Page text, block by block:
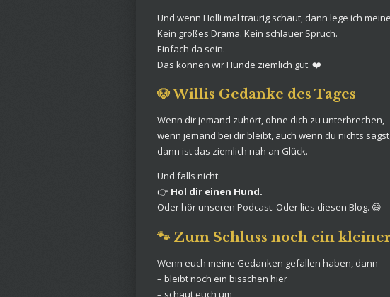
Und wenn Holli mal traurig schaut, dann lege ich
Kein großes Drama. Kein schlauer Spruch.
Einfach da sein.
Das können wir Hunde ziemlich gut. ❤️
🐶 Willis Gedanke des Tages
Wenn dir jemand zuhört, ohne dich zu unterbrechen,
wenn jemand bei dir bleibt, auch wenn du nichts
dann ist das ziemlich nah an Glück.
Und falls nicht:
👉 Hol dir einen Hund.
Oder hör unseren Podcast. Oder lies diesen Blog. 😄
🐾 Zum Schluss noch ein
Wenn euch meine Gedanken gefallen haben, dann
– bleibt noch ein bisschen hier
– schaut euch um